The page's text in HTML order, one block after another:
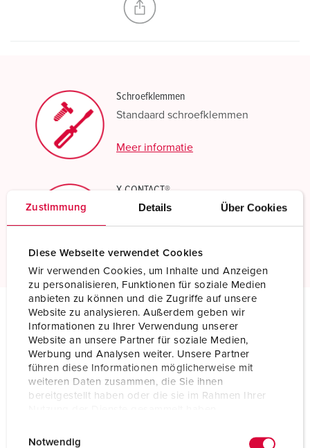
Zustimmung Details Über Cookies
Diese Webseite verwendet Cookies
Wir verwenden Cookies, um Inhalte und Anzeigen
zu personalisieren, Funktionen für soziale Medien
anbieten zu können und die Zugriffe auf unsere
Website zu analysieren. Außerdem geben wir
Informationen zu Ihrer Verwendung unserer
Website an unsere Partner für soziale Medien,
Werbung und Analysen weiter. Unsere Partner
führen diese Informationen möglicherweise mit
weiteren Daten zusammen, die Sie ihnen
bereitgestellt haben oder die sie im Rahmen Ihrer
Notwendig
Schroefklemmen
Standaard schroefklemmen
Meer informatie
X-CONTACT®
Innovatieve contactbustechnologie
Technische specificaties
Wandcontactdoos 21468
Ampère 125 A